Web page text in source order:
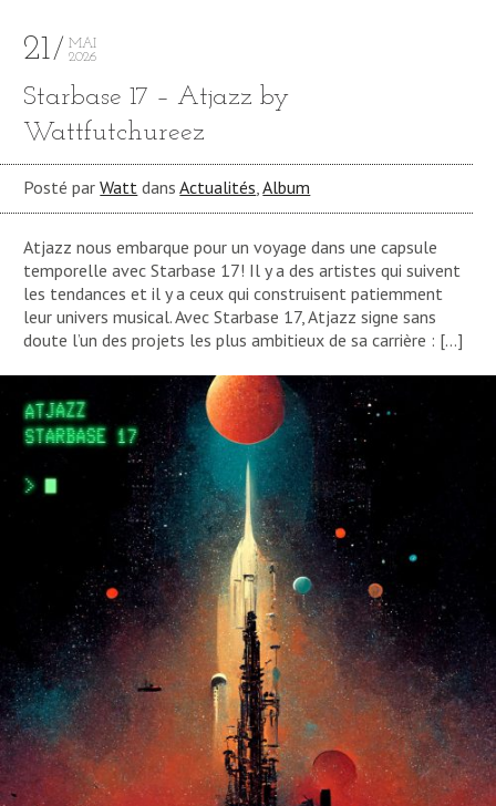
21
MAI
2026
Starbase 17 – Atjazz by
Wattfutchureez
Posté parWatt dansActualités,Album
Atjazz nous embarque pour un voyage dans une capsule
temporelle avec Starbase 17! Il y a des artistes qui suivent
les tendances et il y a ceux qui construisent patiemment
leur univers musical. Avec Starbase 17, Atjazz signe sans
doute l’un des projets les plus ambitieux de sa carrière : […]